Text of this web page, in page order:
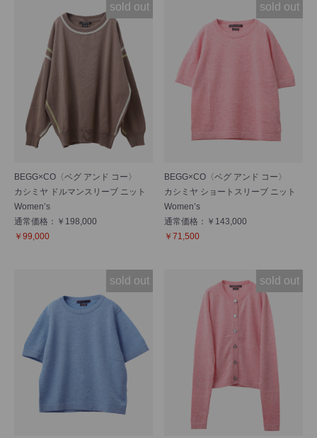
sold out
BEGG×CO〈ベグ アンド コー〉
カシミヤ ドルマンスリーブ ニット
Women’s
通常価格：￥198,000
￥99,000
sold out
BEGG×CO〈ベグ アンド コー〉
カシミヤ ショートスリーブ ニット
Women’s
通常価格：￥143,000
￥71,500
sold out sold out